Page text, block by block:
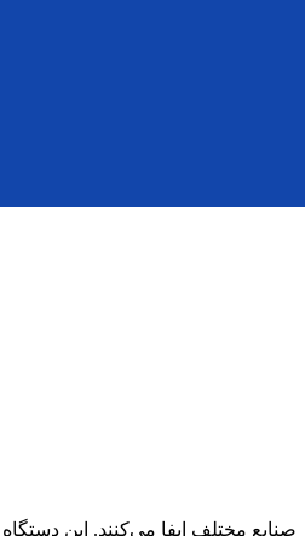
مختلف ایفا می‌کنند. این دستگاه‌